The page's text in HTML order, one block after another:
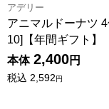
アデリー
アニマルドーナツ
10]【年間ギフト】
本体 2,400円
税込 2,592円